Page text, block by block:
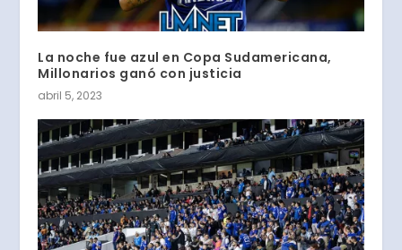
La noche fue azul en Copa Sudamericana,
Millonarios ganó con justicia
abril 5, 2023